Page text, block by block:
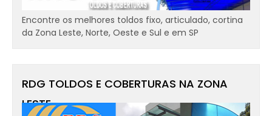
Encontre os melhores toldos fixo, articulado, cortina
da Zona Leste, Norte, Oeste e Sul e em SP
RDG TOLDOS E COBERTURAS NA ZONA
LESTE